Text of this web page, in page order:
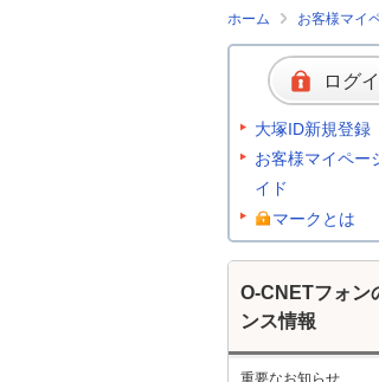
ホーム お客様マイ
ログ
大塚ID新規登録
お客様マイペ
イド
マークとは
O-CNETフォン
ンス情報
重要なお知らせ